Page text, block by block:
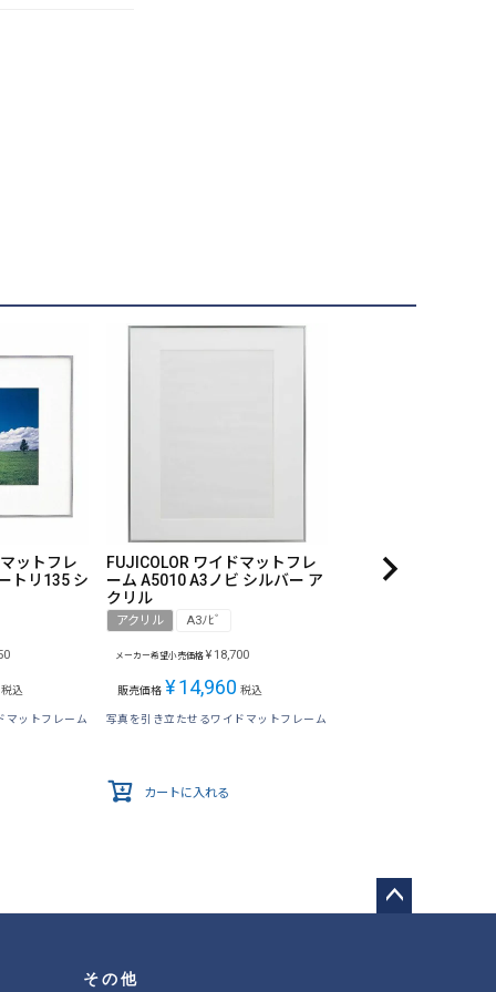
ットフレ
トリ135 シ
税込
マットフレーム
FUJICOLOR ワイドマットフレ
ーム A5010 A3ノビ シルバー ア
クリル
アクリル A3ﾉﾋﾞ
メーカー希望小売価格 ¥ 18,700
販売価格 ¥14,960 税込
写真を引き立たせるワイドマットフレーム
カートに入れる
その他